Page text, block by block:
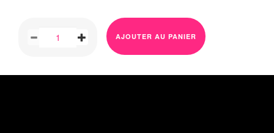
AJOUTER AU PANIER